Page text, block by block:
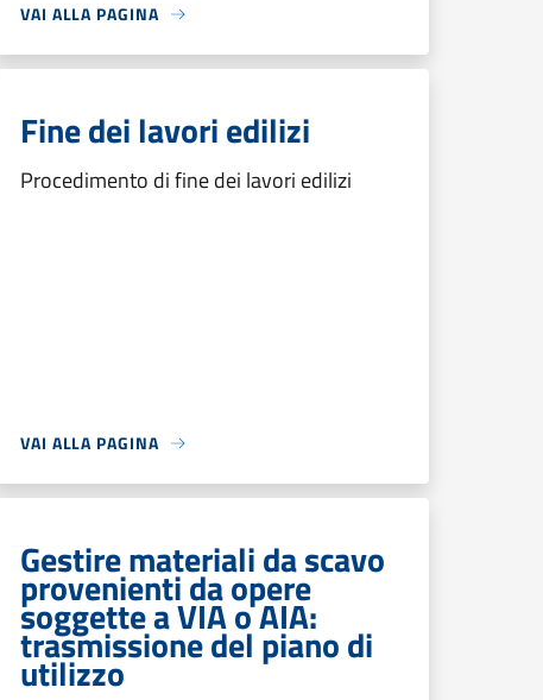
VAI ALLA PAGINA
Fine dei lavori edilizi
Procedimento di fine dei lavori edilizi
VAI ALLA PAGINA
Gestire materiali da scavo
provenienti da opere
soggette a VIA o AIA:
trasmissione del piano di
utilizzo